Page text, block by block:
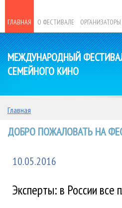
ГЛАВНАЯ О ФЕСТИВАЛЕ ОРГАНИЗАТОРЫ
МЕЖДУНАРОДНЫЙ
СЕМЕЙНОГО КИНО
Главная
ДОБРО ПОЖАЛОВАТЬ НА
10.05.2016
Эксперты: в России все